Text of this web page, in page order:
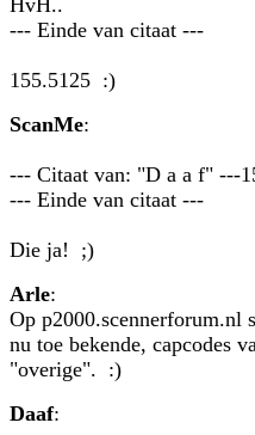
HvH..
--- Einde van citaat ---
155.5125 :)
ScanMe:
--- Citaat van: "D a a f" ---
--- Einde van citaat ---
Die ja! ;)
Arle:
Op p2000.scennerforum.nl
nu toe bekende, capcodes
"overige". :)
Daaf: